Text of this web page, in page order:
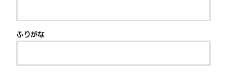
ふりがな